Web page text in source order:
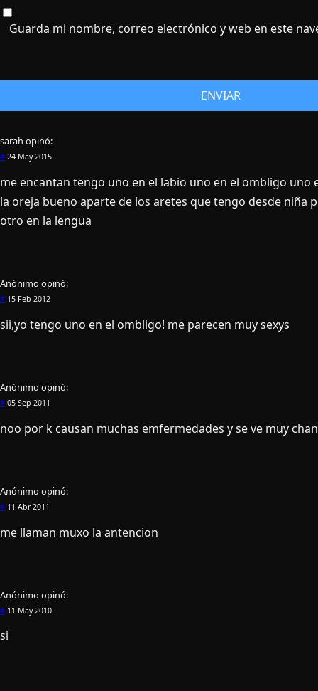
Guarda mi nombre, correo electrónico y web en este
sarah opinó:
# 24 May 2015
me encantan tengo uno en el labio uno en el ombligo uno
la oreja bueno aparte de los aretes que tengo desde niña
otro en la lengua
Anónimo opinó:
# 15 Feb 2012
sii,yo tengo uno en el ombligo! me parecen muy sexys
Anónimo opinó:
# 05 Sep 2011
noo por k causan muchas emfermedades y se ve muy
Anónimo opinó:
# 11 Abr 2011
me llaman muxo la antencion
Anónimo opinó:
# 11 May 2010
si